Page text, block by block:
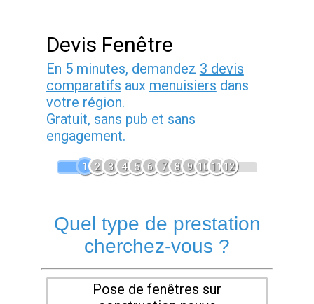
Devis Fenêtre
En 5 minutes, demandez 3 devis
comparatifs aux menuisiers dans
votre région.
Gratuit, sans pub et sans
engagement.
1 2 3 4 5 6 7 8 9 1011 12
Quel type de prestation
cherchez-vous ?
Pose de fenêtres sur